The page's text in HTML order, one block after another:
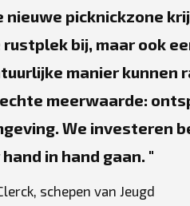
nieuwe picknickzone
bij, maar ook
manier kunnen
meerwaarde:
We investeren
in hand gaan.
schepen van Jeugd